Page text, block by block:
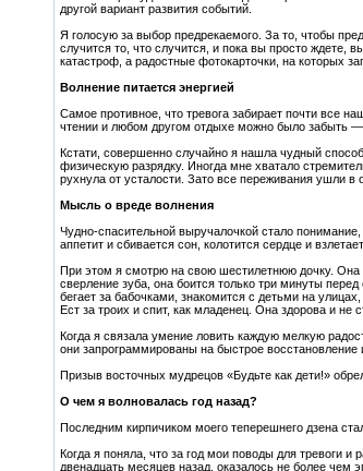
другой вариант развития событий.
Я голосую за выбор предрекаемого. За то, чтобы
случится то, что случится, и пока вы просто ждете,
катастроф, а радостные фотокарточки, на которых
Волнение питается энергией
Самое противное, что тревога забирает почти все
чтении и любом другом отдыхе можно было забыть —
Кстати, совершенно случайно я нашла чудный
физическую разрядку. Иногда мне хватало
рухнула от усталости. Зато все переживания ушли в
Мысль о вреде волнения
Чудно-спасительной выручалочкой стало
аппетит и сбивается сон, колотится сердце и
При этом я смотрю на свою шестилетнюю дочку. Она
сверление зуба, она боится только три минуты
бегает за бабочками, знакомится с детьми на
Ест за троих и спит, как младенец. Она здорова и не
Когда я связала умение ловить каждую мелкую
они запрограммированы на быстрое
Призыв восточных мудрецов «Будьте как дети!»
О чем я волновалась год назад?
Последним кирпичиком моего теперешнего дзена
Когда я поняла, что за год мои поводы для тревоги
двенадцать месяцев назад, оказалось не более чем